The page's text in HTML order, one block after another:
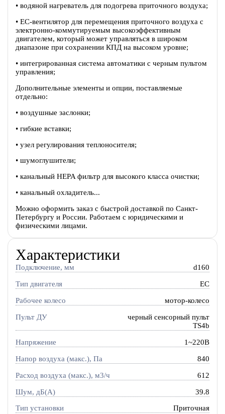
• водяной нагреватель для подогрева приточного воздуха;
• EC-вентилятор для перемещения приточного воздуха c
электронно-коммутируемым высокоэффективным
двигателем, который может управляться в широком
диапазоне при сохранении КПД на высоком уровне;
• интегрированная система автоматики с черным пультом
управления;
Дополнительные элементы и опции, поставляемые
отдельно:
• воздушные заслонки;
• гибкие вставки;
• узел регулирования теплоносителя;
• шумоглушители;
• канальный HEPA фильтр для высокого класса очистки;
• канальный охладитель...
Можно оформить заказ с быстрой доставкой по Санкт-
Петербургу и России. Работаем с юридическими и
физическими лицами.
Характеристики
Подключение, мм d160
Тип двигателя EC
Рабочее колесо мотор-колесо
Пульт ДУ
черный сенсорный пульт
TS4b
Напряжение 1~220В
Напор воздуха (макс.), Па 840
Расход воздуха (макс.), м3/ч 612
Шум, дБ(А) 39.8
Тип установки Приточная